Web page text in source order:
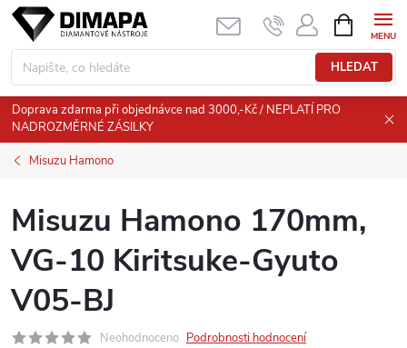
Přejít
obsah
HLEDAT
NÁKUPNÍ
KOŠÍK
Doprava zdarma při objednávce nad 3000,-Kč / NEPLATÍ PRO
NADROZMĚRNÉ ZÁSILKY
Misuzu Hamono
Misuzu Hamono 170mm,
VG-10 Kiritsuke-Gyuto
V05-BJ
Neohodnoceno Podrobnosti hodnocení